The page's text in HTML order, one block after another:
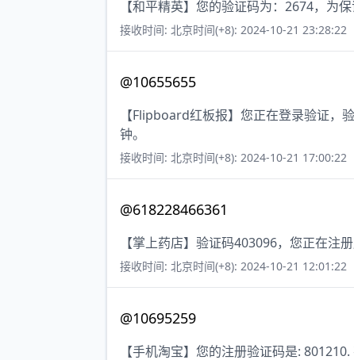
【和平精英】您的验证码为：2674，为
接收时间: 北京时间(+8): 2024-10-21 23:28:22
@10655655
【Flipboard红板报】您正在登录验证，
钟。
接收时间: 北京时间(+8): 2024-10-21 17:00:22
@618228466361
【掌上药店】验证码403096，您正在注
接收时间: 北京时间(+8): 2024-10-21 12:01:22
@10695259
【手机淘宝】您的注册验证码是: